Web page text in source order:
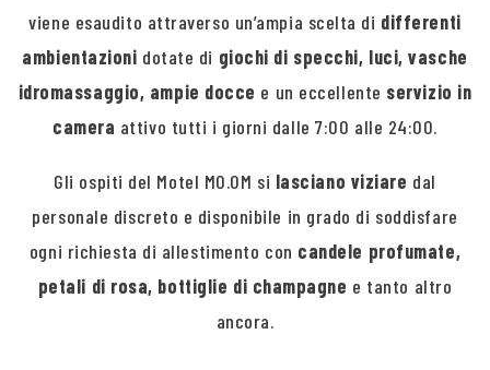
viene esaudito attraverso un’ampia scelta di differenti
ambientazioni dotate di giochi di specchi, luci, vasche
idromassaggio, ampie docce e un eccellente servizio in
camera attivo tutti i giorni dalle 7:00 alle 24:00.
Gli ospiti del Motel MO.OM si lasciano viziare dal
personale discreto e disponibile in grado di soddisfare
ogni richiesta di allestimento con candele profumate,
petali di rosa, bottiglie di champagne e tanto altro
ancora.